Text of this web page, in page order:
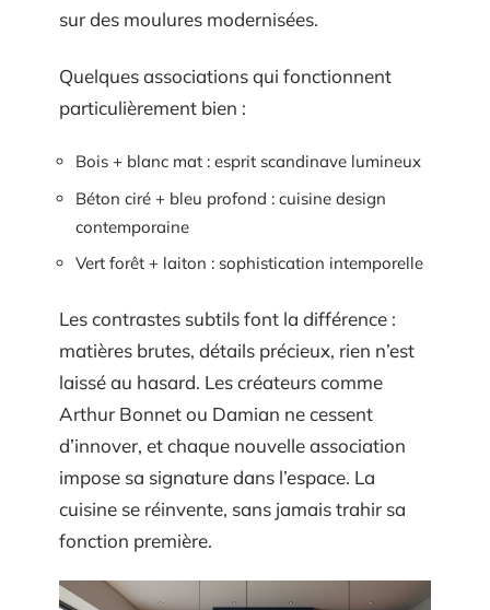
sur des moulures modernisées.
Quelques associations qui fonctionnent
particulièrement bien :
Bois + blanc mat : esprit scandinave lumineux
Béton ciré + bleu profond : cuisine design
contemporaine
Vert forêt + laiton : sophistication intemporelle
Les contrastes subtils font la différence :
matières brutes, détails précieux, rien n’est
laissé au hasard. Les créateurs comme
Arthur Bonnet ou Damian ne cessent
d’innover, et chaque nouvelle association
impose sa signature dans l’espace. La
cuisine se réinvente, sans jamais trahir sa
fonction première.